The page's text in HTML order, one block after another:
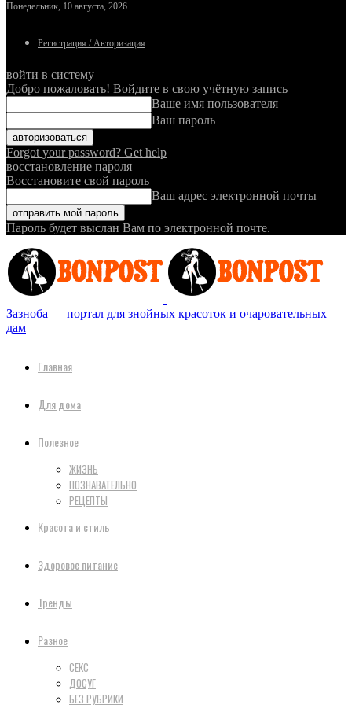
Понедельник, 10 августа, 2026
Регистрация / Авторизация
войти в систему
Добро пожаловать! Войдите в свою учётную запись
Ваше имя пользователя
Ваш пароль
Forgot your password? Get help
восстановление пароля
Восстановите свой пароль
Ваш адрес электронной почты
Пароль будет выслан Вам по электронной почте.
Зазноба — портал для знойных красоток и очаровательных
дам
Главная
Для дома
Полезное
ЖИЗНЬ
ПОЗНАВАТЕЛЬНО
РЕЦЕПТЫ
Красота и стиль
Здоровое питание
Тренды
Разное
СЕКС
ДОСУГ
БЕЗ РУБРИКИ